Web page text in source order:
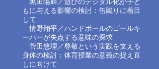
もに与える影響の検討：缶蹴りに着目
して​
情野翔平／ハンドボールのゴールキ
ーパーが失点する意味の探求​
菅田悠理／尊敬という実践を支える
身体の検討：体育授業の意義の捉え直
しに向けて